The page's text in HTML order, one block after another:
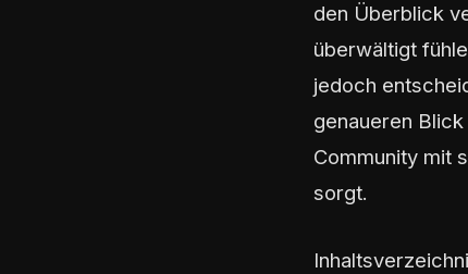
den Überblick
überwältigt
jedoch
genaueren
Community mit
sorgt.